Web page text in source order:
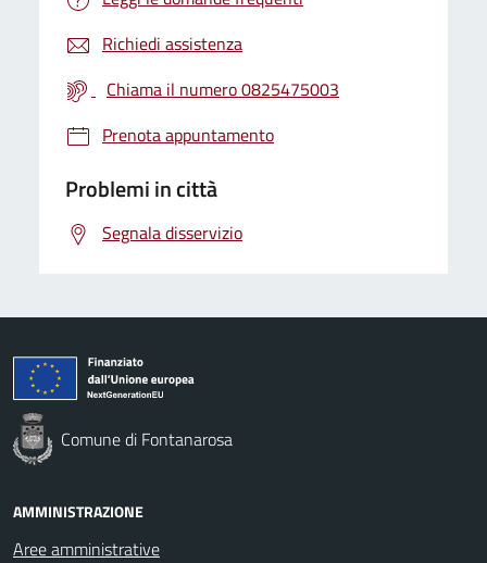
Richiedi assistenza
Chiama il numero 0825475003
Prenota appuntamento
Problemi in città
Segnala disservizio
Comune di Fontanarosa
AMMINISTRAZIONE
Aree amministrative